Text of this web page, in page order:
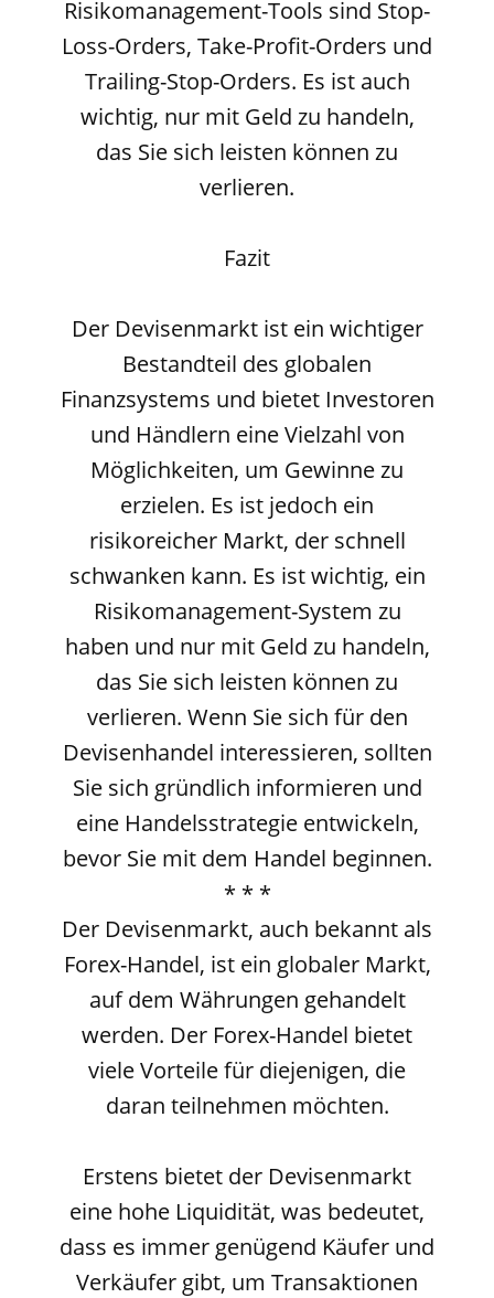
Risikomanagement-Tools sind Stop-
Loss-Orders, Take-Profit-Orders und
Trailing-Stop-Orders. Es ist auch
wichtig, nur mit Geld zu handeln,
das Sie sich leisten können zu
verlieren.
Fazit
Der Devisenmarkt ist ein wichtiger
Bestandteil des globalen
Finanzsystems und bietet Investoren
und Händlern eine Vielzahl von
Möglichkeiten, um Gewinne zu
erzielen. Es ist jedoch ein
risikoreicher Markt, der schnell
schwanken kann. Es ist wichtig, ein
Risikomanagement-System zu
haben und nur mit Geld zu handeln,
das Sie sich leisten können zu
verlieren. Wenn Sie sich für den
Devisenhandel interessieren, sollten
Sie sich gründlich informieren und
eine Handelsstrategie entwickeln,
bevor Sie mit dem Handel beginnen.
* * *
Der Devisenmarkt, auch bekannt als
Forex-Handel, ist ein globaler Markt,
auf dem Währungen gehandelt
werden. Der Forex-Handel bietet
viele Vorteile für diejenigen, die
daran teilnehmen möchten.
Erstens bietet der Devisenmarkt
eine hohe Liquidität, was bedeutet,
dass es immer genügend Käufer und
Verkäufer gibt, um Transaktionen